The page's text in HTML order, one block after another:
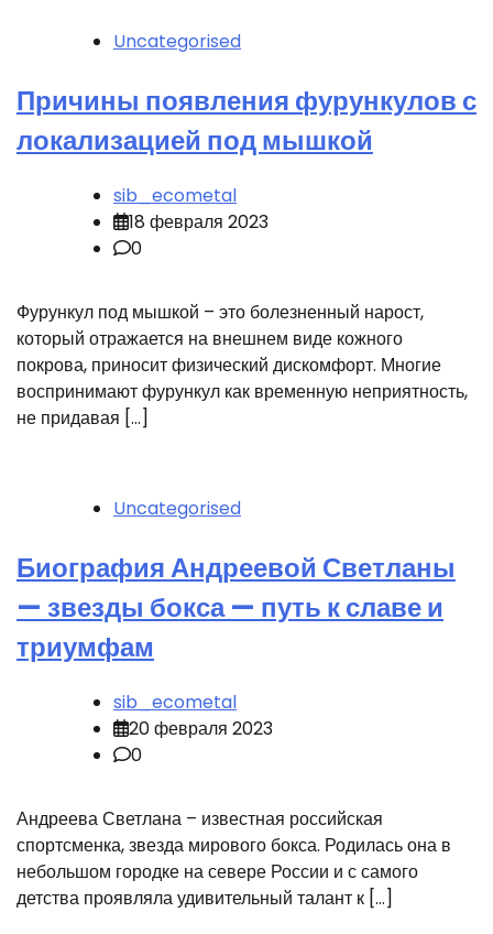
Uncategorised
Причины появления фурункулов с
локализацией под мышкой
sib_ecometal
18 февраля 2023
0
Фурункул под мышкой – это болезненный нарост,
который отражается на внешнем виде кожного
покрова, приносит физический дискомфорт. Многие
воспринимают фурункул как временную неприятность,
не придавая […]
Uncategorised
Биография Андреевой Светланы
— звезды бокса — путь к славе и
триумфам
sib_ecometal
20 февраля 2023
0
Андреева Светлана – известная российская
спортсменка, звезда мирового бокса. Родилась она в
небольшом городке на севере России и с самого
детства проявляла удивительный талант к […]